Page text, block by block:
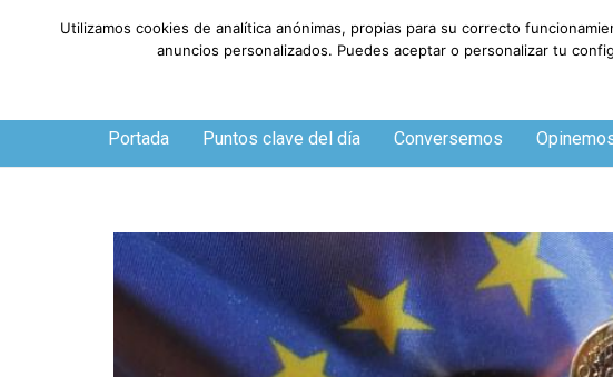
Viernes, 7 de agosto de 2026
Portada Puntos clave del día Conversemos
Utilizamos cookies de analítica anónimas, propias para su correcto
anuncios personalizados. Puedes aceptar o personalizar tu